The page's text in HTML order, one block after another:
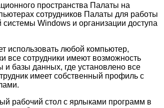
пространства Палаты на
сотрудников Палаты для работы
Windows и организации доступа
использовать любой компьютер,
все сотрудники имеют возможность
и базы данных, где установлено все
имеет собственный профиль с
рабочий стол с ярлыками программ в